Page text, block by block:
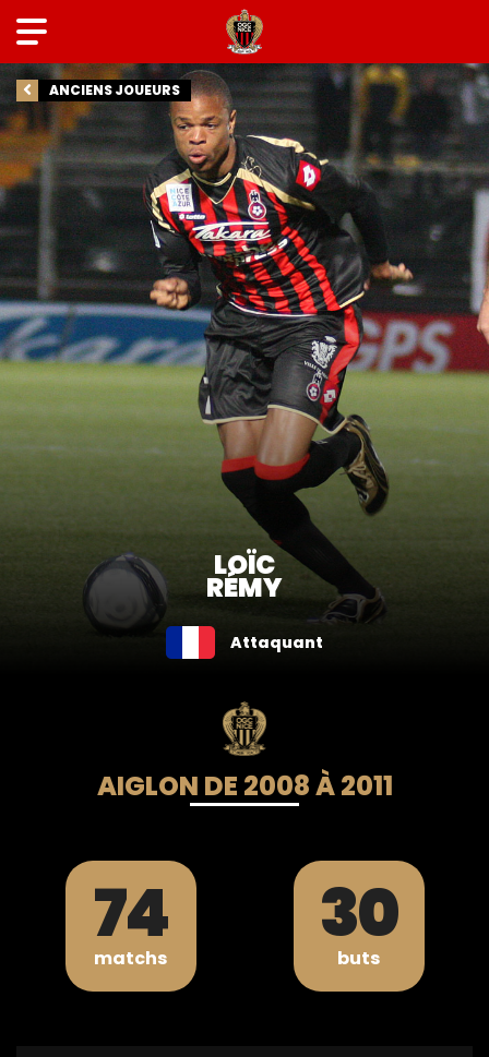
ANCIENS JOUEURS
LOÏC
RÉMY
Attaquant
AIGLON DE 2008 À 2011
74
matchs 30
buts